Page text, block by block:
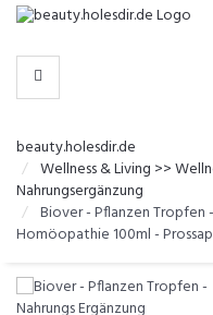
-
KATEGORIEN
beauty.holesdir.de
Wellness & Living >>
Nahrungsergänzung
Biover - Pflanzen Tropfen
Homöopathie 100ml -